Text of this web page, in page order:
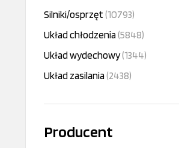
Silniki/osprzęt (10793)
Układ chłodzenia(5848)
Układ wydechowy(1344)
Układ zasilania(2438)
Producent